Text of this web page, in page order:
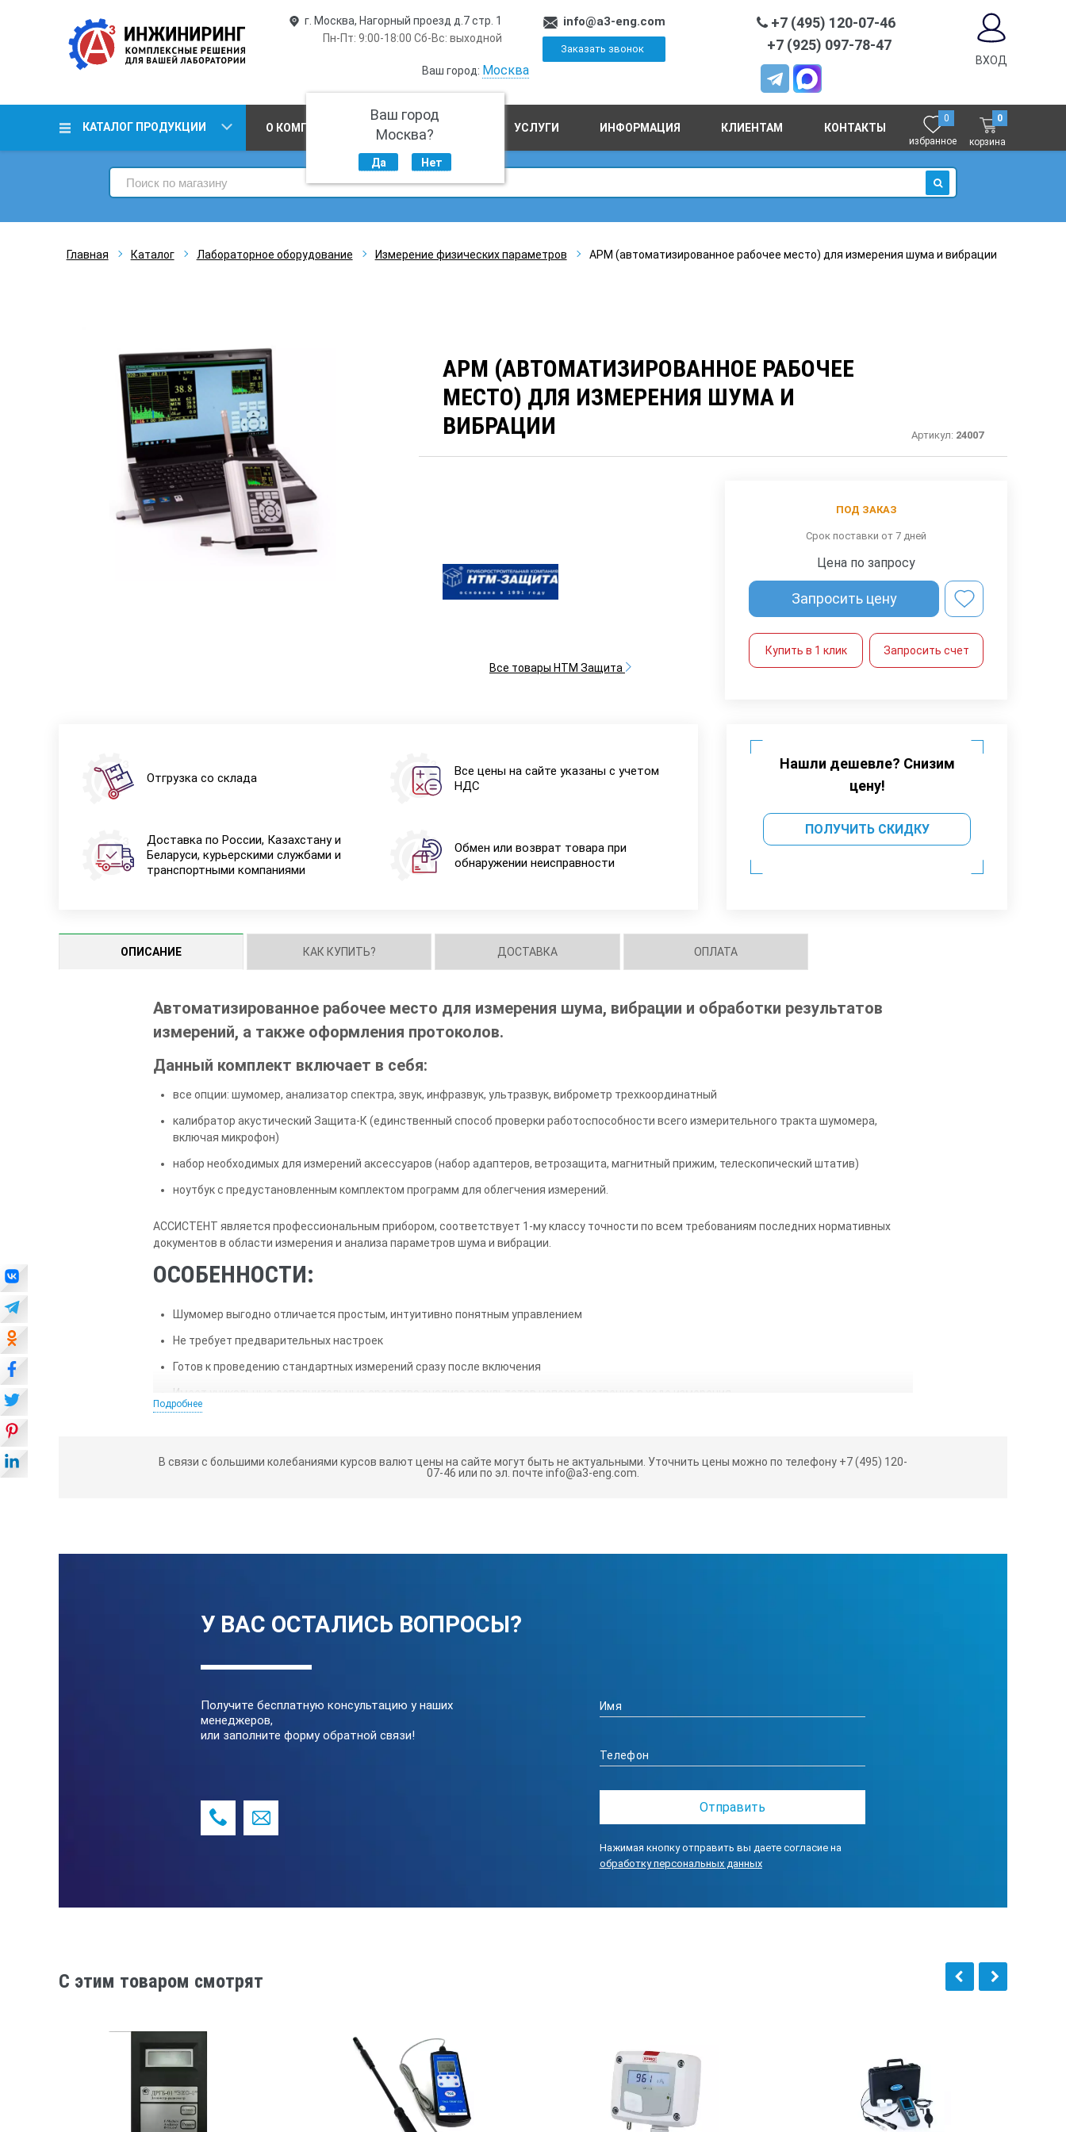
г. Москва, Нагорный проезд д.7 стр. 1
Пн-Пт: 9:00-18:00 Сб-Вс: выходной
Ваш город: Москва
Ваш город
Москва?
Да Нет
info@a3-eng.com
Заказать звонок
+7 (495) 120-07-46
+7 (925) 097-78-47
ВХОД
КАТАЛОГ ПРОДУКЦИИ О КОМПАНИИ ПРОИЗВОДСТВО УСЛУГИ ИНФОРМАЦИЯ КЛИЕНТАМ КОНТАКТЫ
0
избранное
0
корзина
ИСКАТЬ
Главная Каталог Лабораторное оборудование Измерение физических параметров АРМ (автоматизированное рабочее место) для измерения шума и вибрации
АРМ (АВТОМАТИЗИРОВАННОЕ РАБОЧЕЕ
МЕСТО) ДЛЯ ИЗМЕРЕНИЯ ШУМА И
ВИБРАЦИИ
Артикул: 24007
Все товары НТМ Защита
ПОД ЗАКАЗ
Срок поставки от 7 дней
Цена по запросу
Запросить цену
Купить в 1 клик Запросить счет
Отгрузка со склада
Все цены на сайте указаны с учетом
НДС
Доставка по России, Казахстану и
Беларуси, курьерскими службами и
транспортными компаниями
Обмен или возврат товара при
обнаружении неисправности
Нашли дешевле? Снизим
цену!
ПОЛУЧИТЬ СКИДКУ
ОПИСАНИЕ КАК КУПИТЬ? ДОСТАВКА ОПЛАТА
Автоматизированное рабочее место для измерения шума, вибрации и обработки результатов
измерений, а также оформления протоколов.
Данный комплект включает в себя:
все опции: шумомер, анализатор спектра, звук, инфразвук, ультразвук, виброметр трехкоординатный
калибратор акустический Защита-К (единственный способ проверки работоспособности всего измерительного тракта шумомера,
включая микрофон)
набор необходимых для измерений аксессуаров (набор адаптеров, ветрозащита, магнитный прижим, телескопический штатив)
ноутбук с предустановленным комплектом программ для облегчения измерений.
АССИСТЕНТ является профессиональным прибором, соответствует 1-му классу точности по всем требованиям последних нормативных
документов в области измерения и анализа параметров шума и вибрации.
ОСОБЕННОСТИ:
Шумомер выгодно отличается простым, интуитивно понятным управлением
Не требует предварительных настроек
Готов к проведению стандартных измерений сразу после включения
Имеет уникальные дополнительные средства анализа результатов непосредственно в ходе измерения
оформления результатов
Что измеряется Вид измерения
Диапазон
Импульс,
Другое MAX, MIN всех параметров. Статистическое распределение. Мониторинг
Примечание Соответствует ГОСТ 17187-81, МЭК 61672-1, МЭК 61260, ГОСТ Р 53188.1-2008 (вводится с 01/012/09), Класс 1. Все
Подробнее
В связи с большими колебаниями курсов валют цены на сайте могут быть не актуальными. Уточнить цены можно по телефону +7 (495) 120-
07-46 или по эл. почте info@a3-eng.com.
У ВАС ОСТАЛИСЬ ВОПРОСЫ?
Получите бесплатную консультацию у наших
менеджеров,
или заполните форму обратной связи!
Нажимая кнопку отправить вы даете согласие на
обработку персональных данных
C этим товаром смотрят